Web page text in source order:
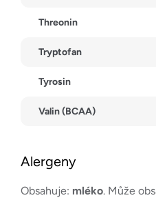
Threonin
Tryptofan
Tyrosin
Valin (BCAA)
Alergeny
Obsahuje: mléko. Může